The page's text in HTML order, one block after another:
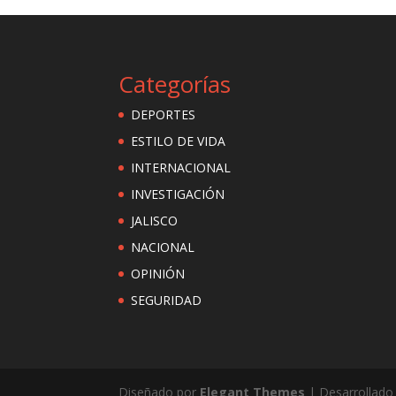
Categorías
DEPORTES
ESTILO DE VIDA
INTERNACIONAL
INVESTIGACIÓN
JALISCO
NACIONAL
OPINIÓN
SEGURIDAD
Diseñado por Elegant Themes |